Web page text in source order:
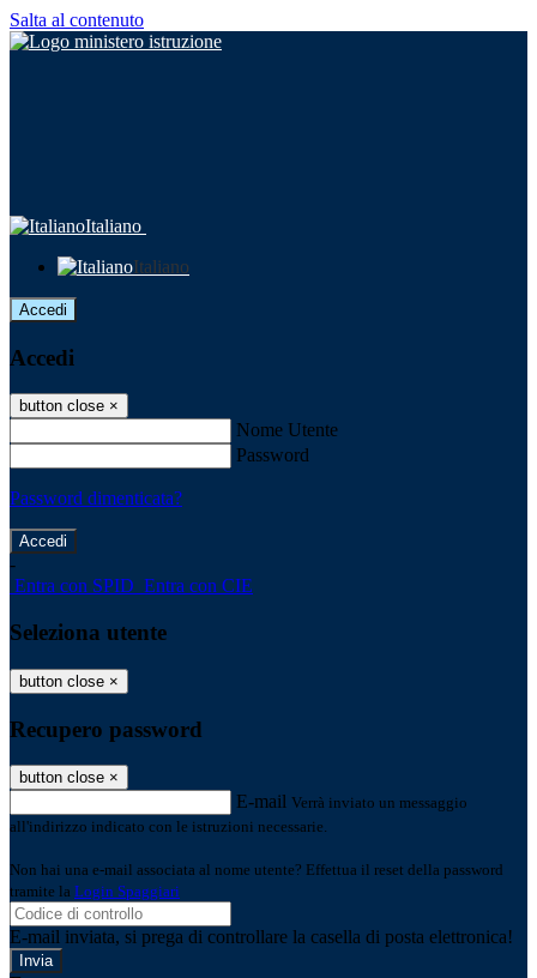
Salta al contenuto
Italiano
Italiano
Accedi
Accedi
button close ×
Nome Utente
Password
Password dimenticata?
-
Entra con SPID Entra con CIE
Seleziona utente
button close ×
Recupero password
button close ×
E-mail Verrà inviato un messaggio
all'indirizzo indicato con le istruzioni necessarie.
Non hai una e-mail associata al nome utente? Effettua il reset della password
tramite la Login Spaggiari
E-mail inviata, si prega di controllare la casella di posta elettronica!